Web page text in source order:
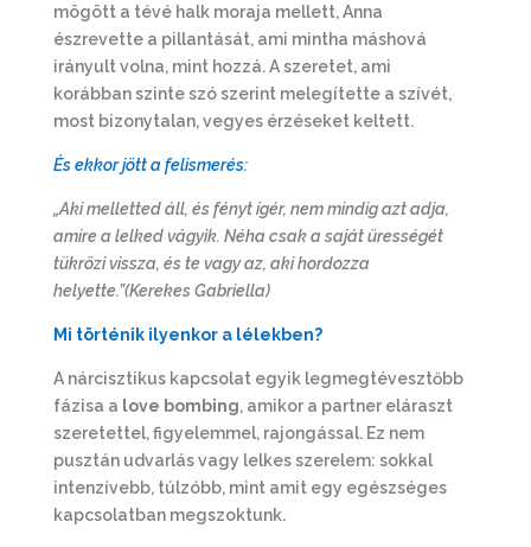
mögött a tévé halk moraja mellett, Anna
észrevette a pillantását, ami mintha máshová
irányult volna, mint hozzá. A szeretet, ami
korábban szinte szó szerint melegítette a szívét,
most bizonytalan, vegyes érzéseket keltett.
És ekkor jött a felismerés:
„Aki melletted áll, és fényt ígér, nem mindig azt adja,
amire a lelked vágyik. Néha csak a saját ürességét
tükrözi vissza, és te vagy az, aki hordozza
helyette.”(Kerekes Gabriella)
Mi történik ilyenkor a lélekben?
A nárcisztikus kapcsolat egyik legmegtévesztőbb
fázisa a love bombing, amikor a partner eláraszt
szeretettel, figyelemmel, rajongással. Ez nem
pusztán udvarlás vagy lelkes szerelem: sokkal
intenzívebb, túlzóbb, mint amit egy egészséges
kapcsolatban megszoktunk.